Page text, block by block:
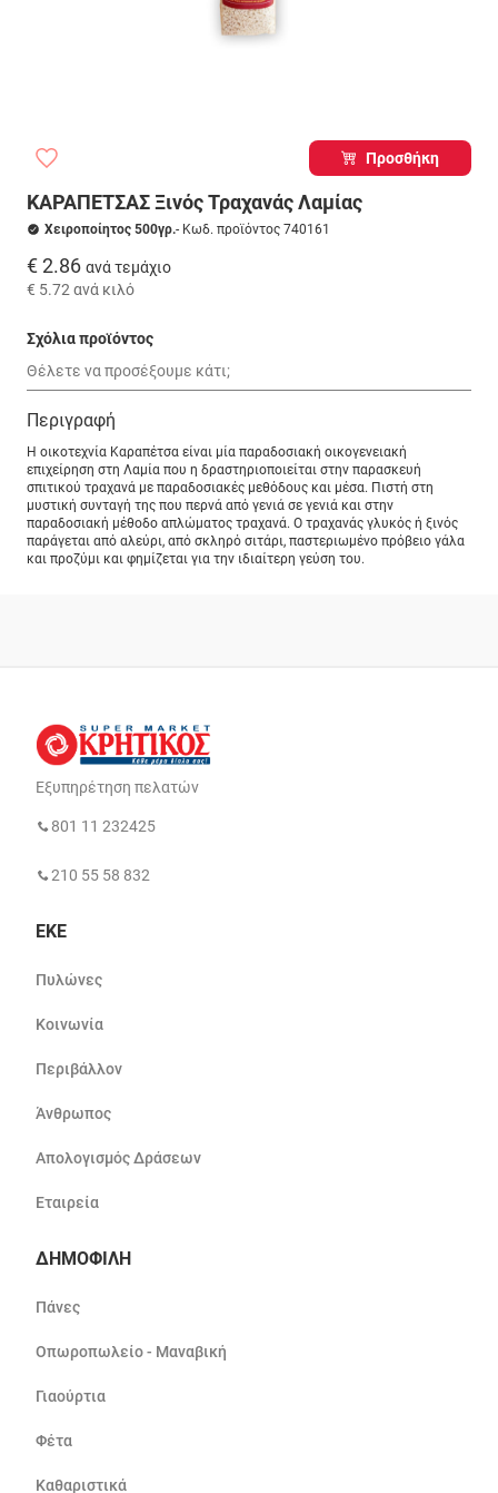
Προσθήκη
ΚΑΡΑΠΕΤΣΑΣ Ξινός Τραχανάς Λαμίας
Χειροποίητος 500γρ.- Κωδ. προϊόντος 740161
€ 2.86 ανά τεμάχιο
€ 5.72 ανά κιλό
Σχόλια προϊόντος
Περιγραφή
Η οικοτεχνία Καραπέτσα είναι μία παραδοσιακή οικογενειακή
επιχείρηση στη Λαμία που η δραστηριοποιείται στην παρασκευή
σπιτικού τραχανά με παραδοσιακές μεθόδους και μέσα. Πιστή στη
μυστική συνταγή της που περνά από γενιά σε γενιά και στην
παραδοσιακή μέθοδο απλώματος τραχανά. Ο τραχανάς γλυκός ή ξινός
παράγεται από αλεύρι, από σκληρό σιτάρι, παστεριωμένο πρόβειο γάλα
και προζύμι και φημίζεται για την ιδιαίτερη γεύση του.
Εξυπηρέτηση πελατών
801 11 232425
210 55 58 832
ΕΚΕ
Πυλώνες
Κοινωνία
Περιβάλλον
Άνθρωπος
Απολογισμός Δράσεων
Εταιρεία
ΔΗΜΟΦΙΛΗ
Πάνες
Οπωροπωλείο - Μαναβική
Γιαούρτια
Φέτα
Καθαριστικά